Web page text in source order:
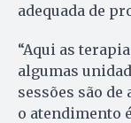
adequada de
“Aqui as
algumas
sessões são
o atendimento